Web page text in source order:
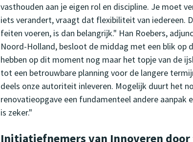
vasthouden aan je eigen rol en discipline. Je moet
iets verandert, vraagt dat flexibiliteit van iedereen.
feiten voeren, is dan belangrijk." Han Roebers,
Noord-Holland, besloot de middag met een blik op
hebben op dit moment nog maar het topje van de
tot een betrouwbare planning voor de langere
deels onze autoriteit inleveren. Mogelijk duurt het
renovatieopgave een fundamenteel andere aanpak
is zeker."
Initiatiefnemers van Innoveren door